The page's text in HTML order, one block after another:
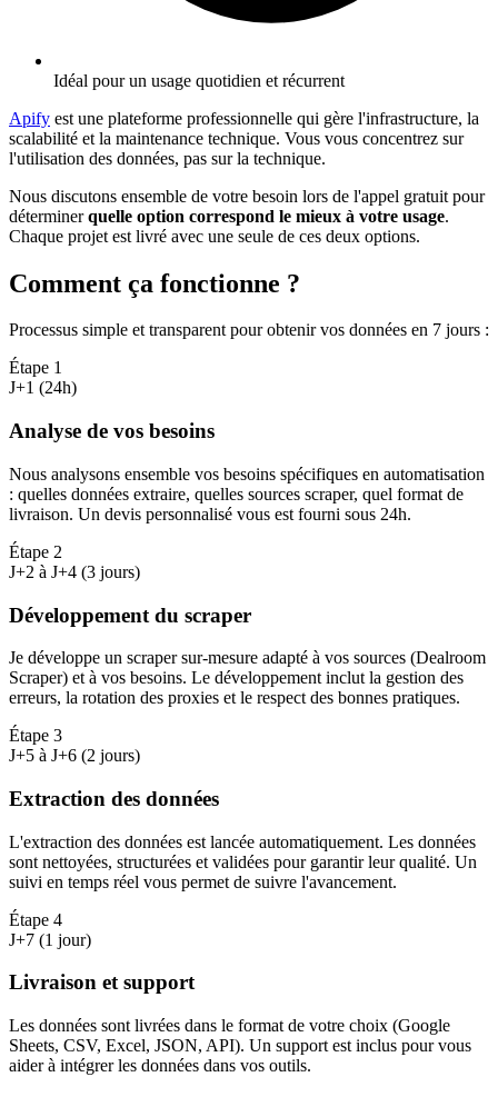
Idéal pour un usage quotidien et récurrent
Apify est une plateforme professionnelle qui gère l'infrastructure, la
scalabilité et la maintenance technique. Vous vous concentrez sur
l'utilisation des données, pas sur la technique.
Nous discutons ensemble de votre besoin lors de l'appel gratuit pour
déterminerquelle option correspond le mieux à votre usage.
Chaque projet est livré avec une seule de ces deux options.
Comment ça fonctionne ?
Processus simple et transparent pour obtenir vos données en 7 jours :
Étape 1
J+1 (24h)
Analyse de vos besoins
Nous analysons ensemble vos besoins spécifiques en automatisation
: quelles données extraire, quelles sources scraper, quel format de
livraison. Un devis personnalisé vous est fourni sous 24h.
Étape 2
J+2 à J+4 (3 jours)
Développement du scraper
Je développe un scraper sur-mesure adapté à vos sources (Dealroom
Scraper) et à vos besoins. Le développement inclut la gestion des
erreurs, la rotation des proxies et le respect des bonnes pratiques.
Étape 3
J+5 à J+6 (2 jours)
Extraction des données
L'extraction des données est lancée automatiquement. Les données
sont nettoyées, structurées et validées pour garantir leur qualité. Un
suivi en temps réel vous permet de suivre l'avancement.
Étape 4
J+7 (1 jour)
Livraison et support
Les données sont livrées dans le format de votre choix (Google
Sheets, CSV, Excel, JSON, API). Un support est inclus pour vous
aider à intégrer les données dans vos outils.